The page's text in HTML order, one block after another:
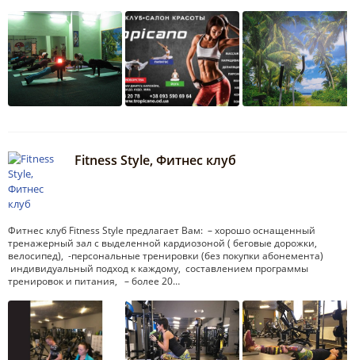
Fitness Style, Фитнес клуб
Фитнес клуб Fitness Style предлагает Вам: – хорошо оснащенный
тренажерный зал с выделенной кардиозоной ( беговые дорожки,
велосипед), -персональные тренировки (без покупки абонемента)
индивидуальный подход к каждому, составлением программы
тренировок и питания, – более 20…